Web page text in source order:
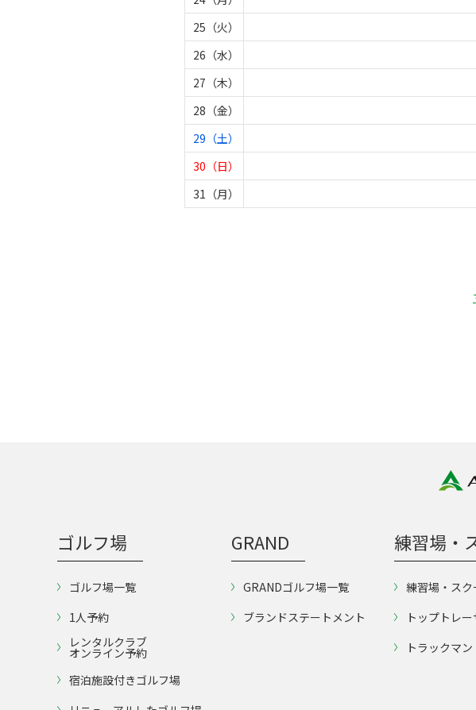
25（火）
26（水）
27（木）
28（金）
29（土）
30（日）
31（月）
ゴルフ場
ゴルフ場一覧
1人予約
レンタルクラブ
オンライン予約
宿泊施設付きゴルフ場
GRAND
GRANDゴルフ場一覧
ブランドステートメント
練習場・
練習場・ス
トップトレ
トラックマ